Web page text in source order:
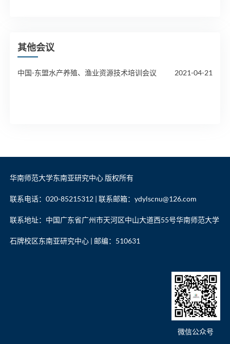
其他会议
中国-东盟水产养殖、渔业资源技术培训会议 2021-04-21
华南师范大学东南亚研究中心 版权所有
联系电话：020-85215312 | 联系邮箱：ydylscnu@126.com
联系地址：中国广东省广州市天河区中山大道西55号华南师范大学
石牌校区东南亚研究中心 | 邮编：510631
微信公众号